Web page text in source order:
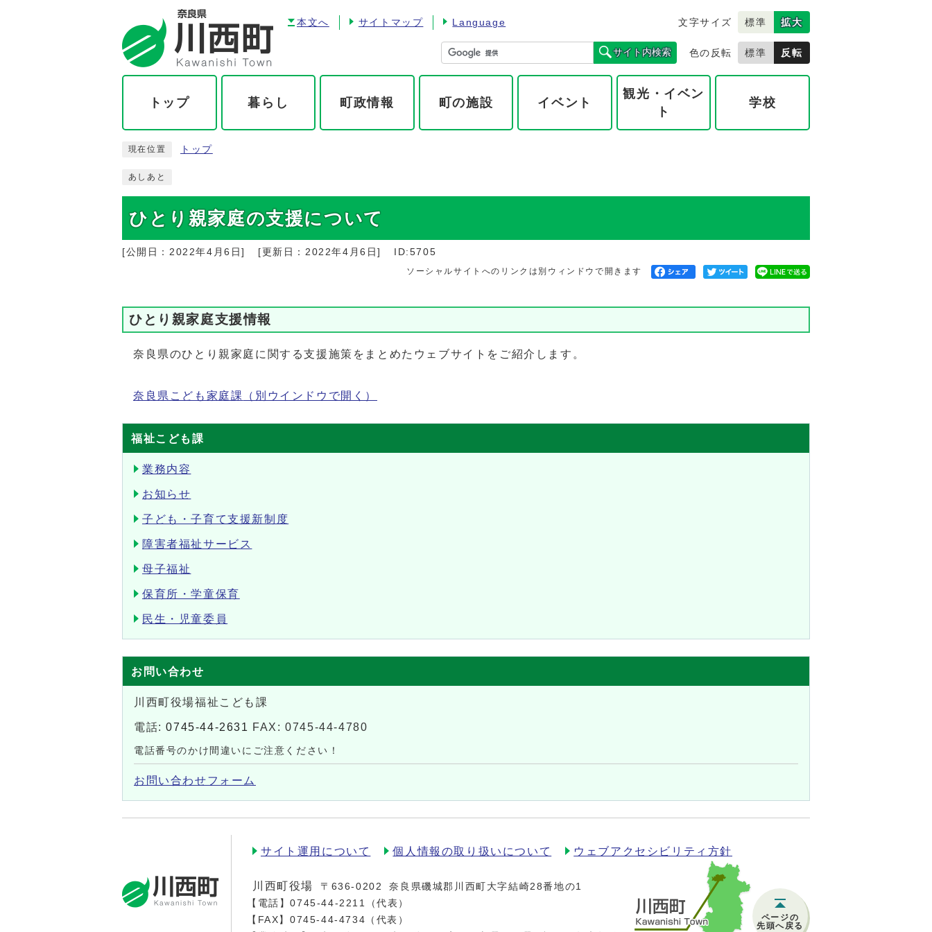
本文へ サイトマップ Language 文字サイズ 標準 拡大
サイト内検索 色の反転 標準 反転
トップ 暮らし 町政情報 町の施設 イベント
観光・イベン
ト
学校
現在位置 トップ
あしあと
ひとり親家庭の支援について
[公開日： 2022年4月6日] [更新日：2022年4月6日] ID:5705
ソーシャルサイトへのリンクは別ウィンドウで開きます
ひとり親家庭支援情報
奈良県のひとり親家庭に関する支援施策をまとめたウェブサイトをご紹介します。
奈良県こども家庭課 （別ウインドウで開く）
福祉こども課
業務内容
お知らせ
子ども・子育て支援新制度
障害者福祉サービス
母子福祉
保育所・学童保育
民生・児童委員
お問い合わせ
川西町役場福祉こども課
電話:0745-44-2631 FAX: 0745-44-4780
電話番号のかけ間違いにご注意ください！
お問い合わせフォーム
ページの
先頭へ戻る
サイト運用について 個人情報の取り扱いについて ウェブアクセシビリティ方針
川西町役場 〒636-0202
奈良県磯城郡川西町大字結崎28番地の1
【電話】0745-44-2211
（代表）
【FAX】0745-44-4734（代表）